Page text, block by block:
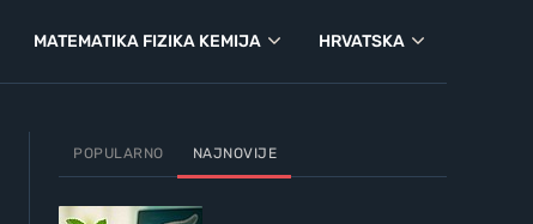
MATEMATIKA FIZIKA KEMIJA HRVATSKA
POPULARNO NAJNOVIJE